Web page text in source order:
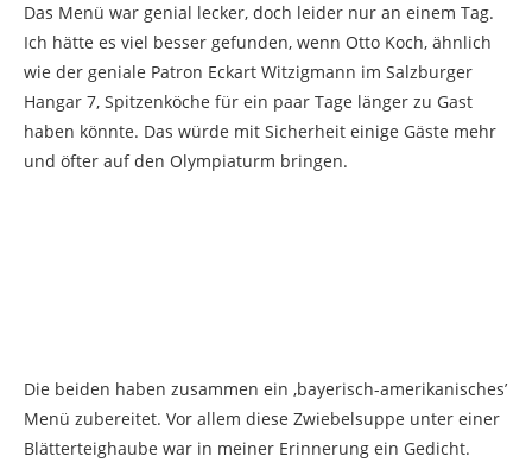
Das Menü war genial lecker, doch leider nur an einem Tag.
Ich hätte es viel besser gefunden, wenn Otto Koch, ähnlich
wie der geniale Patron Eckart Witzigmann im Salzburger
Hangar 7, Spitzenköche für ein paar Tage länger zu Gast
haben könnte. Das würde mit Sicherheit einige Gäste mehr
und öfter auf den Olympiaturm bringen.
Die beiden haben zusammen ein ‚bayerisch-amerikanisches’
Menü zubereitet. Vor allem diese Zwiebelsuppe unter einer
Blätterteighaube war in meiner Erinnerung ein Gedicht.